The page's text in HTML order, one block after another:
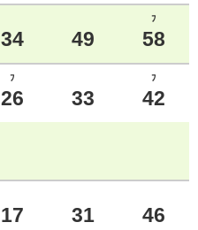
34 49
ﾌ
58
ﾌ
26 33
ﾌ
42
17 31 46